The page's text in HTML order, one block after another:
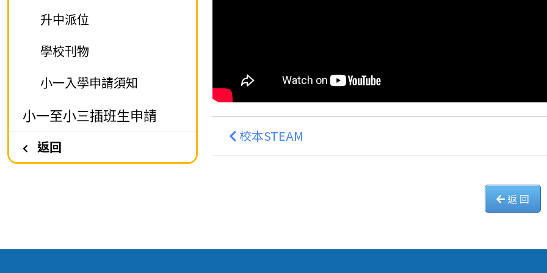
升中派位
學校刊物
小一入學申請須知
小一至小三插班生申請
返回
校本STEAM
返 回